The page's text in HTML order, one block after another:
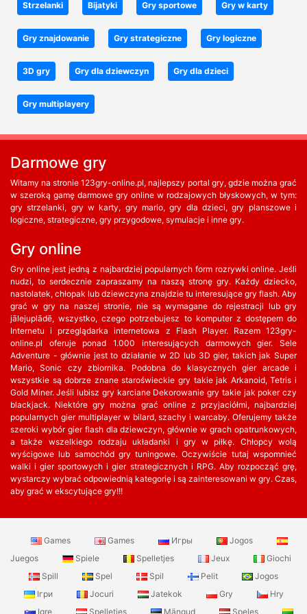
Strzelanki Bijatyki Gry sportowe Gry w karty
Gry znajdowanie Gry strategiczne Gry logiczne
3D gry Gry dla dziewczyn Gry dla dzieci
Gry multiplayery
Darmowe gry
Witamy na stronie 123gry-online.pl, najlepszy portal gry, gdzie można grać
w szeroką gamę darmowe gry online w rodzajowych błyskowych, w tym:
gry strzelanki, gry w karty, gry mario, gry dla dzieci, gry planszowe i
logiczne, strategiczne, gry przygodowe, symulacje i inne gry.
Gry online
Gry online jest jedną z najbardziej popularnych form rozrywki online. Jeśli
nudzi, to serdecznie zapraszamy na naszą stronę gry. Każdy dziecko,
nastolatek, chłopak lub dziewczyna znajdzie tu interesujące gry flash. Aby
grać w gry na naszej stronie, nie są wymagane do rejestracji lub gry
jālejuplādē, wszystko, czego potrzebujesz to komputer z dostępem do
Internetu i przeglądarka internetowa z Flash Player. Razem 123gry-
online.pl oferuje ponad 1.000 interesujących darmowych gier. Sele
Adventure - głównie jest to działanie w 2D lub 3D gier, takich jak Super
Mario, Sonic czy zbiornika. Podobna do klasycznych gier arcade i
wszystkie są dobrze znane staroświeckie gry takie jak Arkanoid, Tetris i
Gold Miner. Jeśli lubisz gry karciane Dekorowanie gry takie jak poker czy
blackjack. Niektóre gry można grać online z przyjaciółmi, najbardziej
popularnych gier multiplayer w bilard, szachy i warcaby. Oferujemy także
szeroki wybór gier flash dla dziewczyn, głównie w grach opatrunkowych,
a także wszelkiego rodzaju układanki i gry w piłkę. Chłopcy wolą
wyścigowe lub samochód gry tuningowe. Oczywiście tutaj wspomnieć
walki i gier sportowych i gier strategicznych i RPG. Aby rozpocząć grę,
wystarczy wybrać odpowiednią kategorię i są zainteresowani w gry. Czas,
aby grać w ekscytujące gry!!!
Games Games Игры
Jogos
Juegos
Spiele Spelletjes Jeux
Giochi
Spill
Spel Spil Pelit
Jogos
Ігри
Jocuri Jatekok Gry
Hry
Igre
Spelletjes Mängud Speles